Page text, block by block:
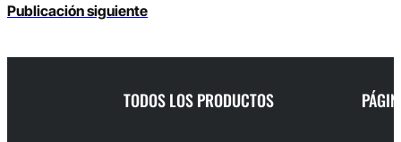
Publicación siguiente
TODOS LOS PRODUCTOS